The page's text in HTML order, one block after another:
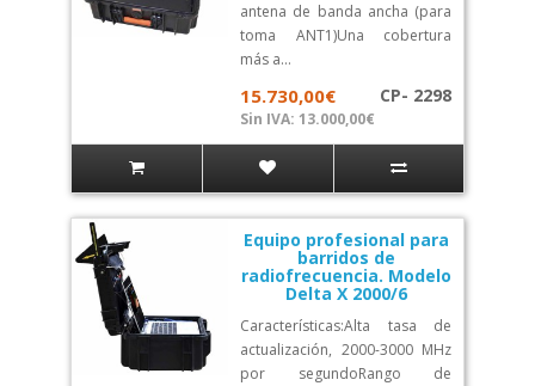
antena de banda ancha (para
toma ANT1)Una cobertura
más a...
15.730,00€ CP- 2298
Sin IVA: 13.000,00€
Equipo profesional para
barridos de
radiofrecuencia. Modelo
Delta X 2000/6
Características:Alta tasa de
actualización, 2000-3000 MHz
por segundoRango de